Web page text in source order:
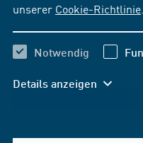
unserer Cookie-Richtlinie
Notwendig
Details anzeigen